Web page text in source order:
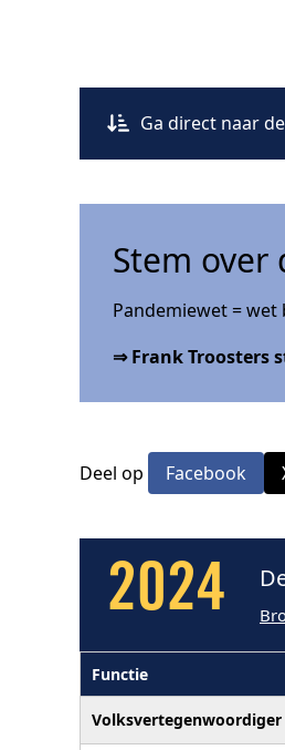
Ga direct naar de
Stem over
Pandemiewet =
⇒ Frank Troosters
Deel op Facebook
2024
Functie
Volksvertegenwoordiger